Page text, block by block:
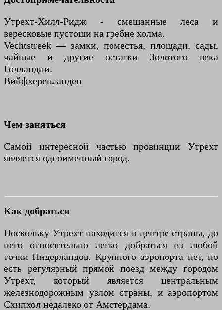
Утрехт-Хилл-Ридж - смешанные леса и
вересковые пустоши на гребне холма.
Vechtstreek — замки, поместья, площади, сады,
чайные и другие остатки Золотого века
Голландии.
Вийфхеренланден
Чем заняться
Самой интересной частью провинции Утрехт
является одноименный город.
Как добраться
Поскольку Утрехт находится в центре страны, до
него относительно легко добраться из любой
точки Нидерландов. Крупного аэропорта нет, но
есть регулярный прямой поезд между городом
Утрехт, который является центральным
железнодорожным узлом страны, и аэропортом
Схипхол недалеко от Амстердама.